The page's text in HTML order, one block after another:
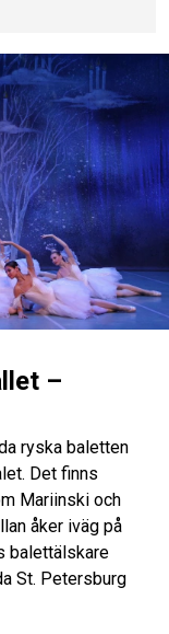
–
ryska baletten
Det finns
Mariinski och
åker iväg på
balettälskare
St. Petersburg